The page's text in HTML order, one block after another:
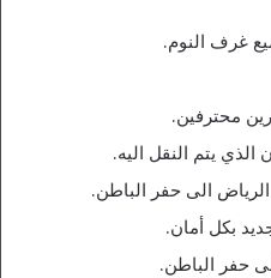
غرف النوم.
محترفين.
يتم النقل اليه.
الى حفر الباطن.
بكل أمان.
حفر الباطن.